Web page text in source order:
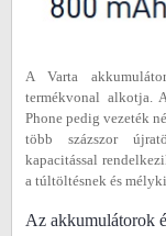
A Varta
termékvonal alkotja.
Phone pedig vezeték
több százszor
kapacitással
a túltöltésnek és
Az akkumulátorok